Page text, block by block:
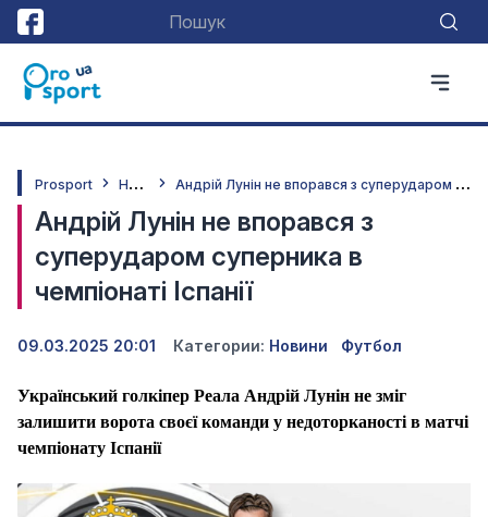
Prosport Н
овини А
ндрій Лунін не впорався з суперударом суперника в чемпіонаті Іспанії
Андрій Лунін не впорався з
суперударом суперника в
чемпіонаті Іспанії
09.03.2025 20:01 Категории: Новини Футбол
Український голкіпер Реала Андрій Лунін не зміг
залишити ворота своєї команди у недоторканості в матчі
чемпіонату Іспанії